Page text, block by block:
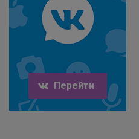
Перейти